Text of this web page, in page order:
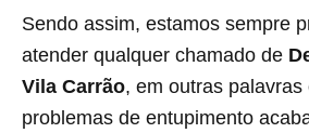
Sendo assim, estamos sempre
atender qualquer chamado de
Vila Carrão, em outras palavras
problemas de entupimento